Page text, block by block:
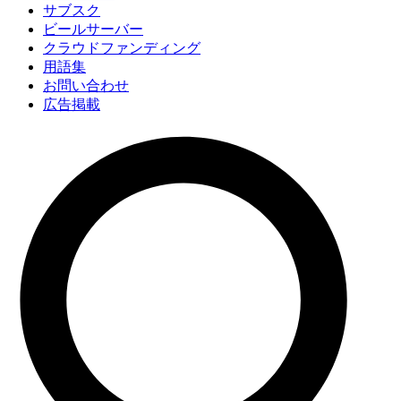
サブスク
ビールサーバー
クラウドファンディング
用語集
お問い合わせ
広告掲載